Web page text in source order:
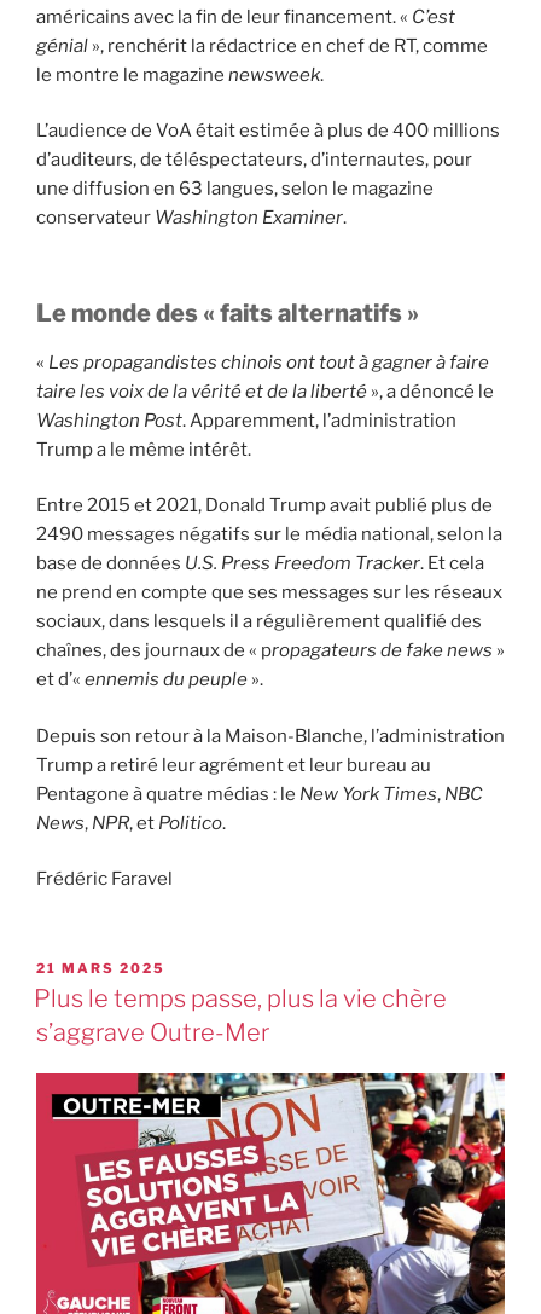
américains avec la fin de leur financement. « C’est
génial », renchérit la rédactrice en chef de RT, comme
le montre le magazine newsweek.
L’audience de VoA était estimée à plus de 400 millions
d’auditeurs, de téléspectateurs, d’internautes, pour
une diffusion en 63 langues, selon le magazine
conservateur Washington Examiner.
Le monde des « faits alternatifs »
« Les propagandistes chinois ont tout à gagner à faire
taire les voix de la vérité et de la liberté », a dénoncé le
Washington Post. Apparemment, l’administration
Trump a le même intérêt.
Entre 2015 et 2021, Donald Trump avait publié plus de
2490 messages négatifs sur le média national, selon la
base de données U.S. Press Freedom Tracker. Et cela
ne prend en compte que ses messages sur les réseaux
sociaux, dans lesquels il a régulièrement qualifié des
chaînes, des journaux de « propagateurs de fake news »
et d’« ennemis du peuple ».
Depuis son retour à la Maison-Blanche, l’administration
Trump a retiré leur agrément et leur bureau au
Pentagone à quatre médias : le New York Times, NBC
News, NPR, et Politico.
Frédéric Faravel
21 MARS 2025
Plus le temps passe, plus la vie chère
s’aggrave Outre-Mer